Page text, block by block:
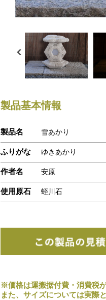
製品基本情報
製品名 雪あかり
ふりがな ゆきあかり
作者名 安原
使用原石 蛭川石
※価格は運搬据付費・消費税
また、サイズについては実際